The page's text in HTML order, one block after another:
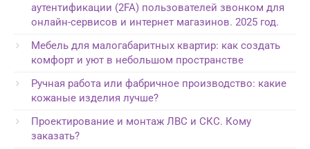
аутентификации (2FA) пользователей звонком для
онлайн-сервисов и интернет магазинов. 2025 год.
Мебель для малогабаритных квартир: как создать
комфорт и уют в небольшом пространстве
Ручная работа или фабричное производство: какие
кожаные изделия лучше?
Проектирование и монтаж ЛВС и СКС. Кому
заказать?